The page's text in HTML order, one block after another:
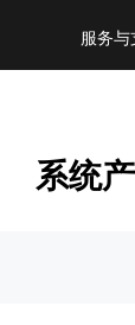
系统
服务与